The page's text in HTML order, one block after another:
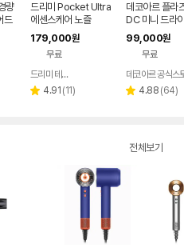
량
드
드리미 Pocket Ultra
에센스케어 노즐
179,000원
무료
드리미 테크놀로지 코리아
별 4.91 리
(11)
데코아르 플라
DC 미니 드라
리볼트 해외지
99,000원
무료
데코아르 공식스
별 4.88 리
(64)
전체보기